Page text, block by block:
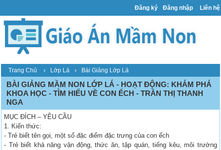
Đăng ký Đăng nhập Liên hệ
Trang Chủ › Lớp Lá › Bài Giảng Lớp Lá
BÀI GIẢNG MẦM NON LỚP LÁ - HOẠT ĐỘNG: KHÁM PHÁ
KHOA HỌC - TÌM HIỂU VỀ CON ẾCH - TRẦN THỊ THANH
NGA
MỤC ĐÍCH – YÊU CẦU
1. Kiến thức:
- Trẻ biết tên gọi, một số đặc điểm đặc trưng của con ếch
- Trẻ biết khả năng vận động, thức ăn, tập quán, tiếng kêu, môi trường